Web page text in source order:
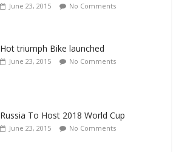
June 23, 2015 No Comments
Hot triumph Bike launched
June 23, 2015 No Comments
Russia To Host 2018 World Cup
June 23, 2015 No Comments